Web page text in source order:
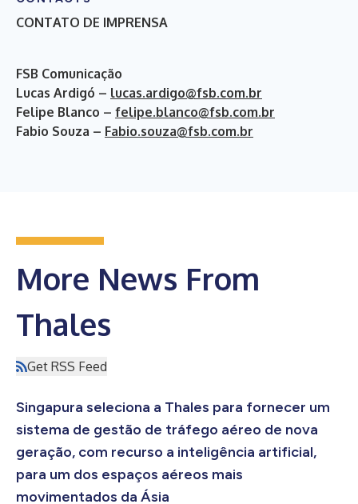
CONTATO DE IMPRENSA
FSB Comunicação
Lucas Ardigó – lucas.ardigo@fsb.com.br
Felipe Blanco – felipe.blanco@fsb.com.br
Fabio Souza – Fabio.souza@fsb.com.br
More News From
Thales
Get RSS Feed
Singapura seleciona a Thales para fornecer um
sistema de gestão de tráfego aéreo de nova
geração, com recurso a inteligência artificial,
para um dos espaços aéreos mais
movimentados da Ásia